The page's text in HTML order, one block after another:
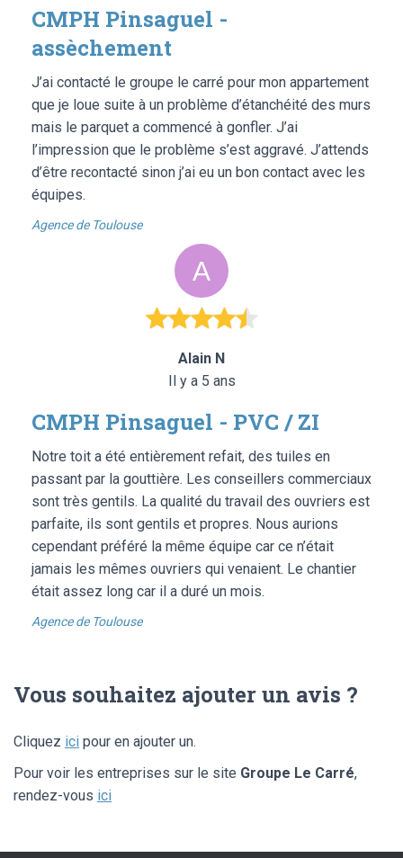
CMPH Pinsaguel -
assèchement
J’ai contacté le groupe le carré pour mon appartement
que je loue suite à un problème d’étanchéité des murs
mais le parquet a commencé à gonfler. J’ai
l’impression que le problème s’est aggravé. J’attends
d’être recontacté sinon j’ai eu un bon contact avec les
équipes.
Agence de Toulouse
Alain N
Il y a 5 ans
CMPH Pinsaguel - PVC / ZI
Notre toit a été entièrement refait, des tuiles en
passant par la gouttière. Les conseillers commerciaux
sont très gentils. La qualité du travail des ouvriers est
parfaite, ils sont gentils et propres. Nous aurions
cependant préféré la même équipe car ce n’était
jamais les mêmes ouvriers qui venaient. Le chantier
était assez long car il a duré un mois.
Agence de Toulouse
Vous souhaitez ajouter un avis ?
Cliquez ici pour en ajouter un.
Pour voir les entreprises sur le site Groupe Le Carré,
rendez-vous ici